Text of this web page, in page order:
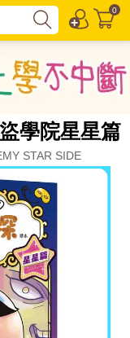
0
學院星星篇
STAR SIDE